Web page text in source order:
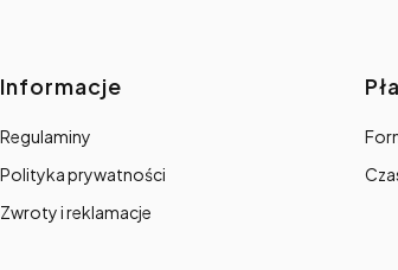
Linki w stopce
Informacje
Regulaminy
Polityka prywatności
Zwroty i reklamacje